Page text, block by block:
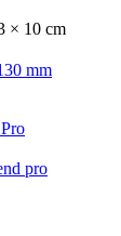
× 10 cm
mm